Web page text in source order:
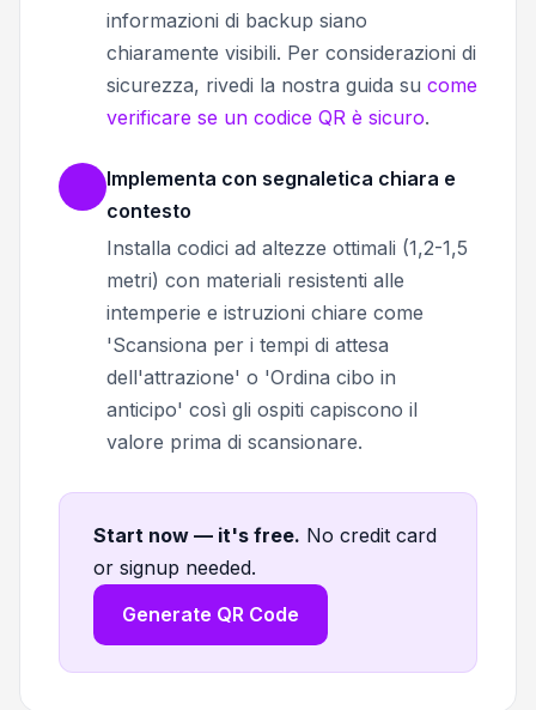
informazioni di backup siano
chiaramente visibili. Per considerazioni di
sicurezza, rivedi la nostra guida su come
verificare se un codice QR è sicuro.
Implementa con segnaletica chiara e
contesto
Installa codici ad altezze ottimali (1,2-1,5
metri) con materiali resistenti alle
intemperie e istruzioni chiare come
'Scansiona per i tempi di attesa
dell'attrazione' o 'Ordina cibo in
anticipo' così gli ospiti capiscono il
valore prima di scansionare.
Start now — it's free. No credit card
or signup needed.
Generate QR Code